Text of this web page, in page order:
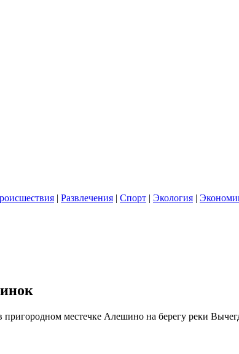
| Развлечения | Спорт | Экология |
местечке Алешино на берегу реки